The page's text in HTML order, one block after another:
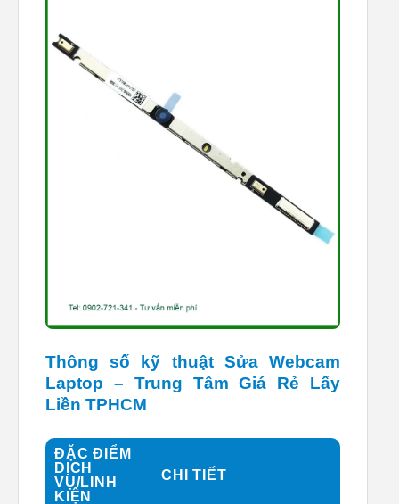
Thông số kỹ thuật Sửa Webcam
Laptop – Trung Tâm Giá Rẻ Lấy
Liền TPHCM
ĐẶC ĐIỂM
DỊCH
VỤ/LINH
KIỆN
CHI TIẾT